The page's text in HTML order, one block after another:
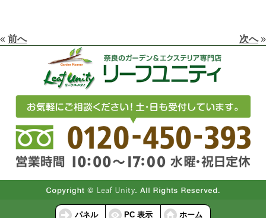
« 前へ 次へ»
パネル PC 表示 ホーム